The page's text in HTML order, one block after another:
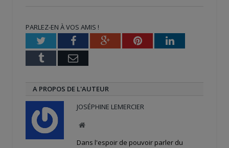
PARLEZ-EN À VOS AMIS !
TwitterFacebookGoogle+PinterestLinkedIn
Tumblr Email
A PROPOS DE L'AUTEUR
JOSÉPHINE LEMERCIER
Site
Dans l'espoir de pouvoir parler du